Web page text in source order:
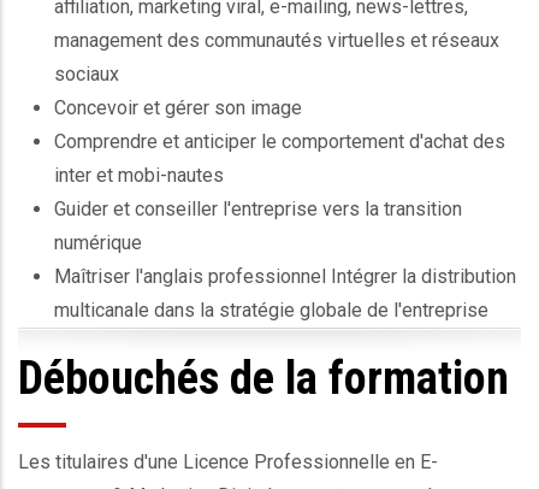
affiliation, marketing viral, e-mailing, news-lettres,
management des communautés virtuelles et réseaux
sociaux
Concevoir et gérer son image
Comprendre et anticiper le comportement d'achat des
inter et mobi-nautes
Guider et conseiller l'entreprise vers la transition
numérique
Maîtriser l'anglais professionnel Intégrer la distribution
multicanale dans la stratégie globale de l'entreprise
Débouchés de la formation
Les titulaires d'une Licence Professionnelle en E-